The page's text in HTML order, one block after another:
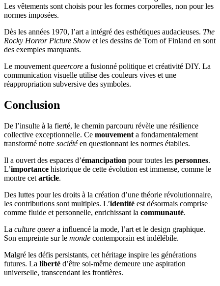
Les vêtements sont choisis pour les formes corporelles, non pour les
normes imposées.
Dès les années 1970, l’art a intégré des esthétiques audacieuses. The
Rocky Horror Picture Show et les dessins de Tom of Finland en sont
des exemples marquants.
Le mouvement queercore a fusionné politique et créativité DIY. La
communication visuelle utilise des couleurs vives et une
réappropriation subversive des symboles.
Conclusion
De l’insulte à la fierté, le chemin parcouru révèle une résilience
collective exceptionnelle. Ce mouvement a fondamentalement
transformé notre sociétéen questionnant les normes établies.
Il a ouvert des espaces d’émancipation pour toutes les personnes.
L’importance historique de cette évolution est immense, comme le
montre cet article.
Des luttes pour les droits à la création d’une théorie révolutionnaire,
les contributions sont multiples. L’identité est désormais comprise
comme fluide et personnelle, enrichissant la communauté.
La culture queera influencé la mode, l’art et le design graphique.
Son empreinte sur le monde contemporain est indélébile.
Malgré les défis persistants, cet héritage inspire les générations
futures. La liberté d’être soi-même demeure une aspiration
universelle, transcendant les frontières.